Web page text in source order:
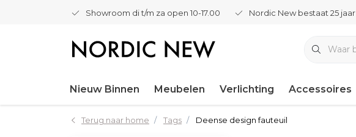
Showroom di t/m za open 10-17.00 Nordic New bestaat 25 jaar
Nieuw Binnen Meubelen Verlichting Accessoires
Terug naar home Tags Deense design fauteuil